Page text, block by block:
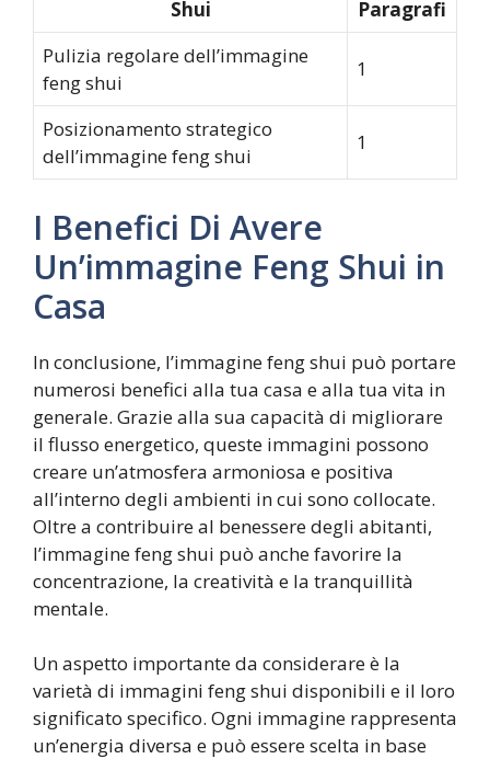
Shui
Paragrafi
Pulizia regolare dell’immagine
feng shui
1
Posizionamento strategico
dell’immagine feng shui
1
I Benefici Di Avere
Un’immagine Feng Shui in
Casa
In conclusione, l’immagine feng shui può portare
numerosi benefici alla tua casa e alla tua vita in
generale. Grazie alla sua capacità di migliorare
il flusso energetico, queste immagini possono
creare un’atmosfera armoniosa e positiva
all’interno degli ambienti in cui sono collocate.
Oltre a contribuire al benessere degli abitanti,
l’immagine feng shui può anche favorire la
concentrazione, la creatività e la tranquillità
mentale.
Un aspetto importante da considerare è la
varietà di immagini feng shui disponibili e il loro
significato specifico. Ogni immagine rappresenta
un’energia diversa e può essere scelta in base